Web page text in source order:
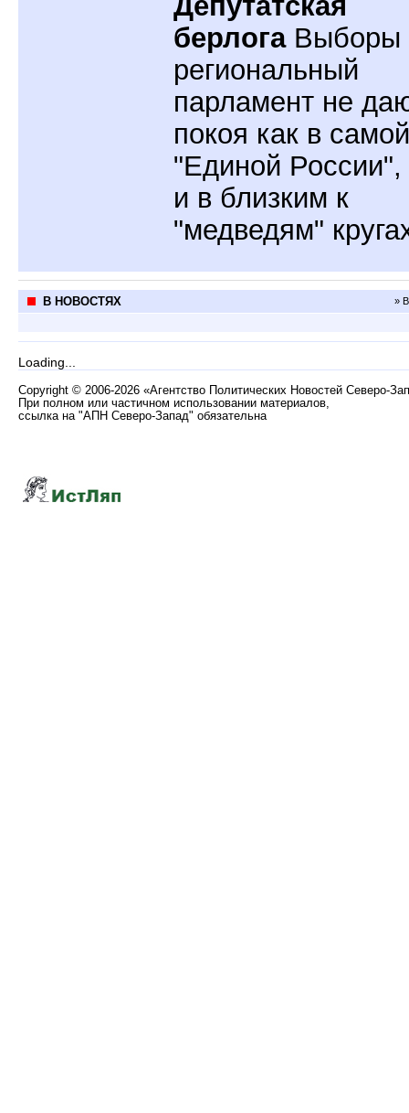
берлогаВыборы
региональный
парламент не
покоя как в самой
"Единой России",
и в близким к
"медведям"
В НОВОСТЯХ »
Loading...
Copyright © 2006-2026 «Агентство Политических Новостей Северо-
При полном или частичном использовании материалов,
ссылка на "АПН Северо-Запад" обязательна